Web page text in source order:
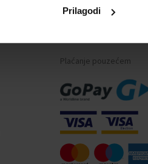
Prilagodi
Plaćanje pouzećem